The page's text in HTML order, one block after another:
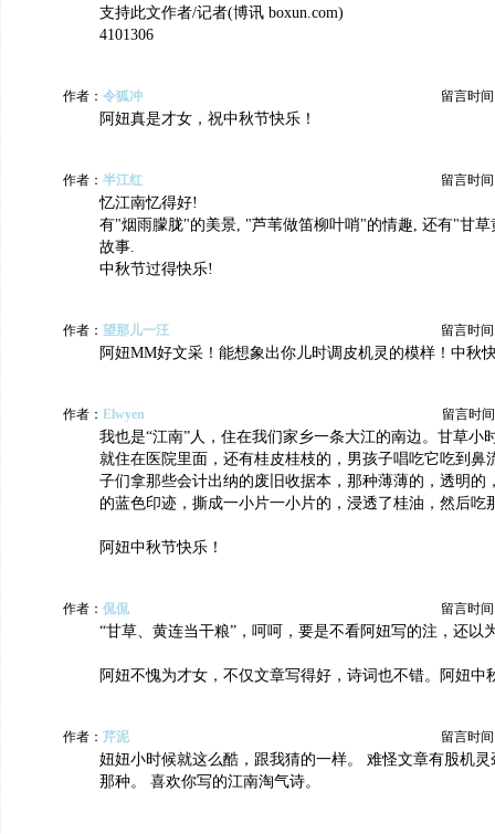
支持此文作者/记者(博讯 boxun.com)
4101306
作者： 令狐冲 留言时间
阿妞真是才女，祝中秋节快乐！
作者： 半江红 留言时间
忆江南忆得好!
有"烟雨朦胧"的美景, "芦苇做笛柳叶哨"的情趣, 还有"甘
故事.
中秋节过得快乐!
作者： 望那儿一汪 留言时间
阿妞MM好文采！能想象出你儿时调皮机灵的模样！中秋
作者： Elwyen 留言时
我也是“江南”人，住在我们家乡一条大江的南边。甘草小
就住在医院里面，还有桂皮桂枝的，男孩子唱吃它吃到鼻
子们拿那些会计出纳的废旧收据本，那种薄薄的，透明的
的蓝色印迹，撕成一小片一小片的，浸透了桂油，然后吃
阿妞中秋节快乐！
作者： 侃侃 留言时间
“甘草、黄连当干粮”，呵呵，要是不看阿妞写的注，还以
阿妞不愧为才女，不仅文章写得好，诗词也不错。阿妞中
作者： 芹泥 留言时间
妞妞小时候就这么酷，跟我猜的一样。 难怪文章有股机
那种。 喜欢你写的江南淘气诗。